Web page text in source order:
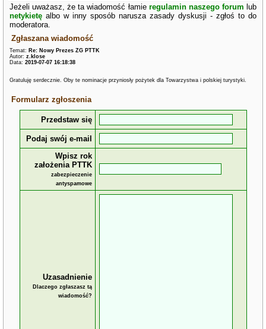
Jeżeli uważasz, że ta wiadomość łamie regulamin naszego forum lub
netykietę albo w inny sposób narusza zasady dyskusji - zgłoś to do
moderatora.
Zgłaszana wiadomość
Temat: Re: Nowy Prezes ZG PTTK
Autor:z.klose
Data:2019-07-07 16:18:38
Gratuluję serdecznie. Oby te nominacje przyniosły pożytek dla Towarzystwa i polskiej turystyki.
Formularz zgłoszenia
Przedstaw się
Podaj swój e-mail
Wpisz rok
założenia PTTK
zabezpieczenie
antyspamowe
Uzasadnienie
Dlaczego zgłaszasz tą
wiadomość?